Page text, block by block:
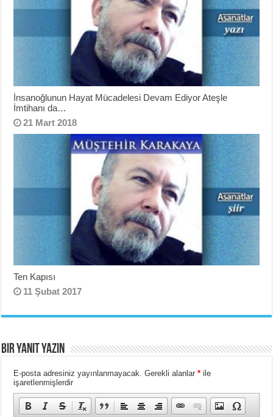
İnsanoğlunun Hayat Mücadelesi Devam Ediyor Ateşle
İmtihanı da…
21 Mart 2018
Ten Kapısı
11 Şubat 2017
Bir yanıt yazın
E-posta adresiniz yayınlanmayacak. Gerekli alanlar* ile
işaretlenmişlerdir